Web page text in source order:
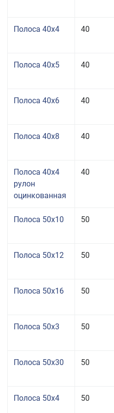
Полоса 40x4 40
Полоса 40x5 40
Полоса 40x6 40
Полоса 40x8 40
Полоса 40x4
рулон
оцинкованная
40
Полоса 50x10 50
Полоса 50x12 50
Полоса 50x16 50
Полоса 50x3 50
Полоса 50x30 50
Полоса 50x4 50